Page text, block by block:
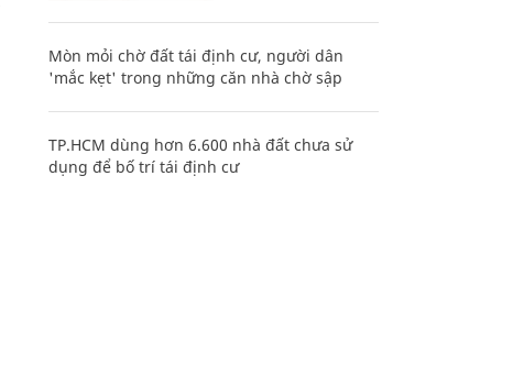
Mòn mỏi chờ đất tái định cư, người dân
'mắc kẹt' trong những căn nhà chờ sập
TP.HCM dùng hơn 6.600 nhà đất chưa sử
dụng để bố trí tái định cư